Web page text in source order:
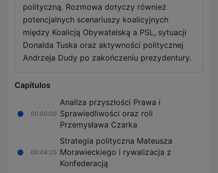
polityczną. Rozmowa dotyczy również
potencjalnych scenariuszy koalicyjnych
między Koalicją Obywatelską a PSL, sytuacji
Donalda Tuska oraz aktywności politycznej
Andrzeja Dudy po zakończeniu prezydentury.
Capítulos
00:00:00
Analiza przyszłości Prawa i
Sprawiedliwości oraz roli
Przemysława Czarka
00:04:25
Strategia polityczna Mateusza
Morawieckiego i rywalizacja z
Konfederacją